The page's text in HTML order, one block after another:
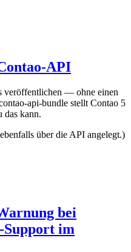
API
veröffentlichen — ohne einen
api-bundle stellt Contao 5
das kann.
über die API angelegt.)
bei
Support im